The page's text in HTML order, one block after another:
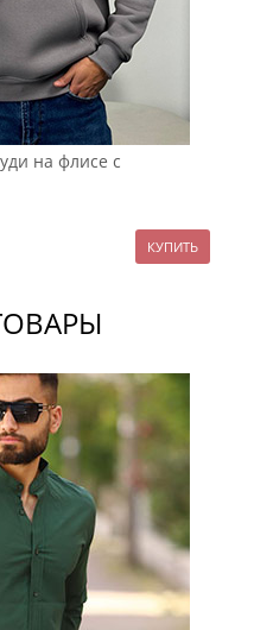
на флисе с